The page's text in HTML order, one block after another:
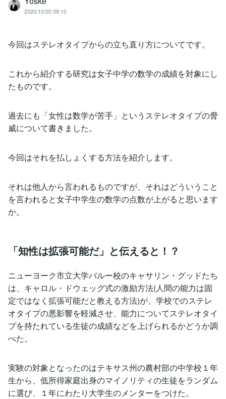
2020/10/20 09:10
今回はステレオタイプからの立ち直り方についてです。
これから紹介する研究は女子中学の数学の成績を対象にし
たものです。
過去にも「女性は数学が苦手」というステレオタイプの脅
威について書きました。
今回はそれを払しょくする方法を紹介します。
それは他人から言われるものですが、それはどういうこと
を言われると女子中学生の数学の点数が上がると思います
か。
「知性は拡張可能だ」と伝えると！？
ニューヨーク市立大学バルー校のキャサリン・グッドたち
は、キャロル・ドウェッグ式の激励方法(人間の能力は固
定ではなく拡張可能だと教える方法)が、学校でのステレ
オタイプの悪影響を軽減させ、能力についてステレオタイ
プを持たれている生徒の成績などを上げられるかどうか調
べた。
実験の対象となったのはテキサス州の農村部の中学校１年
生から、低所得家庭出身のマイノリティの生徒をランダム
に選び、１年にわたり大学生のメンターをつけた。